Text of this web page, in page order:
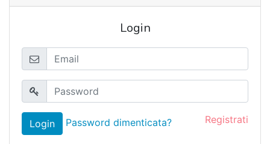
Login
Login Password dimenticata? Registrati